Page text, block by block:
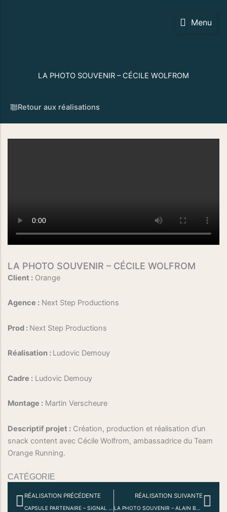
Menu
LA PHOTO SOUVENIR – CÉCILE WOLFROM
Retour aux réalisations
LA PHOTO SOUVENIR – CÉCILE WOLFROM
Client : Orange
Agence : Next Step Productions
Prod : Next Step Productions
Réalisation : Ludovic Demouy
Cadre : Ludovic Demouy
Montage : Martin Verscheure
Descriptif projet : Création, production et réalisation d’un
snack content avec Cécile Wolfrom, ambassadrice du Team
Orange Running.
CATÉGORIE
Précédent
RÉALISATION PRÉCÉDENTE
CAPSULE PARTENAIRE – SIGNAL – TIKTOK AWARDS 2025
RÉALISATION SUIVANTE
LA PHOTO SOUVENIR – ALAIN BERNARD